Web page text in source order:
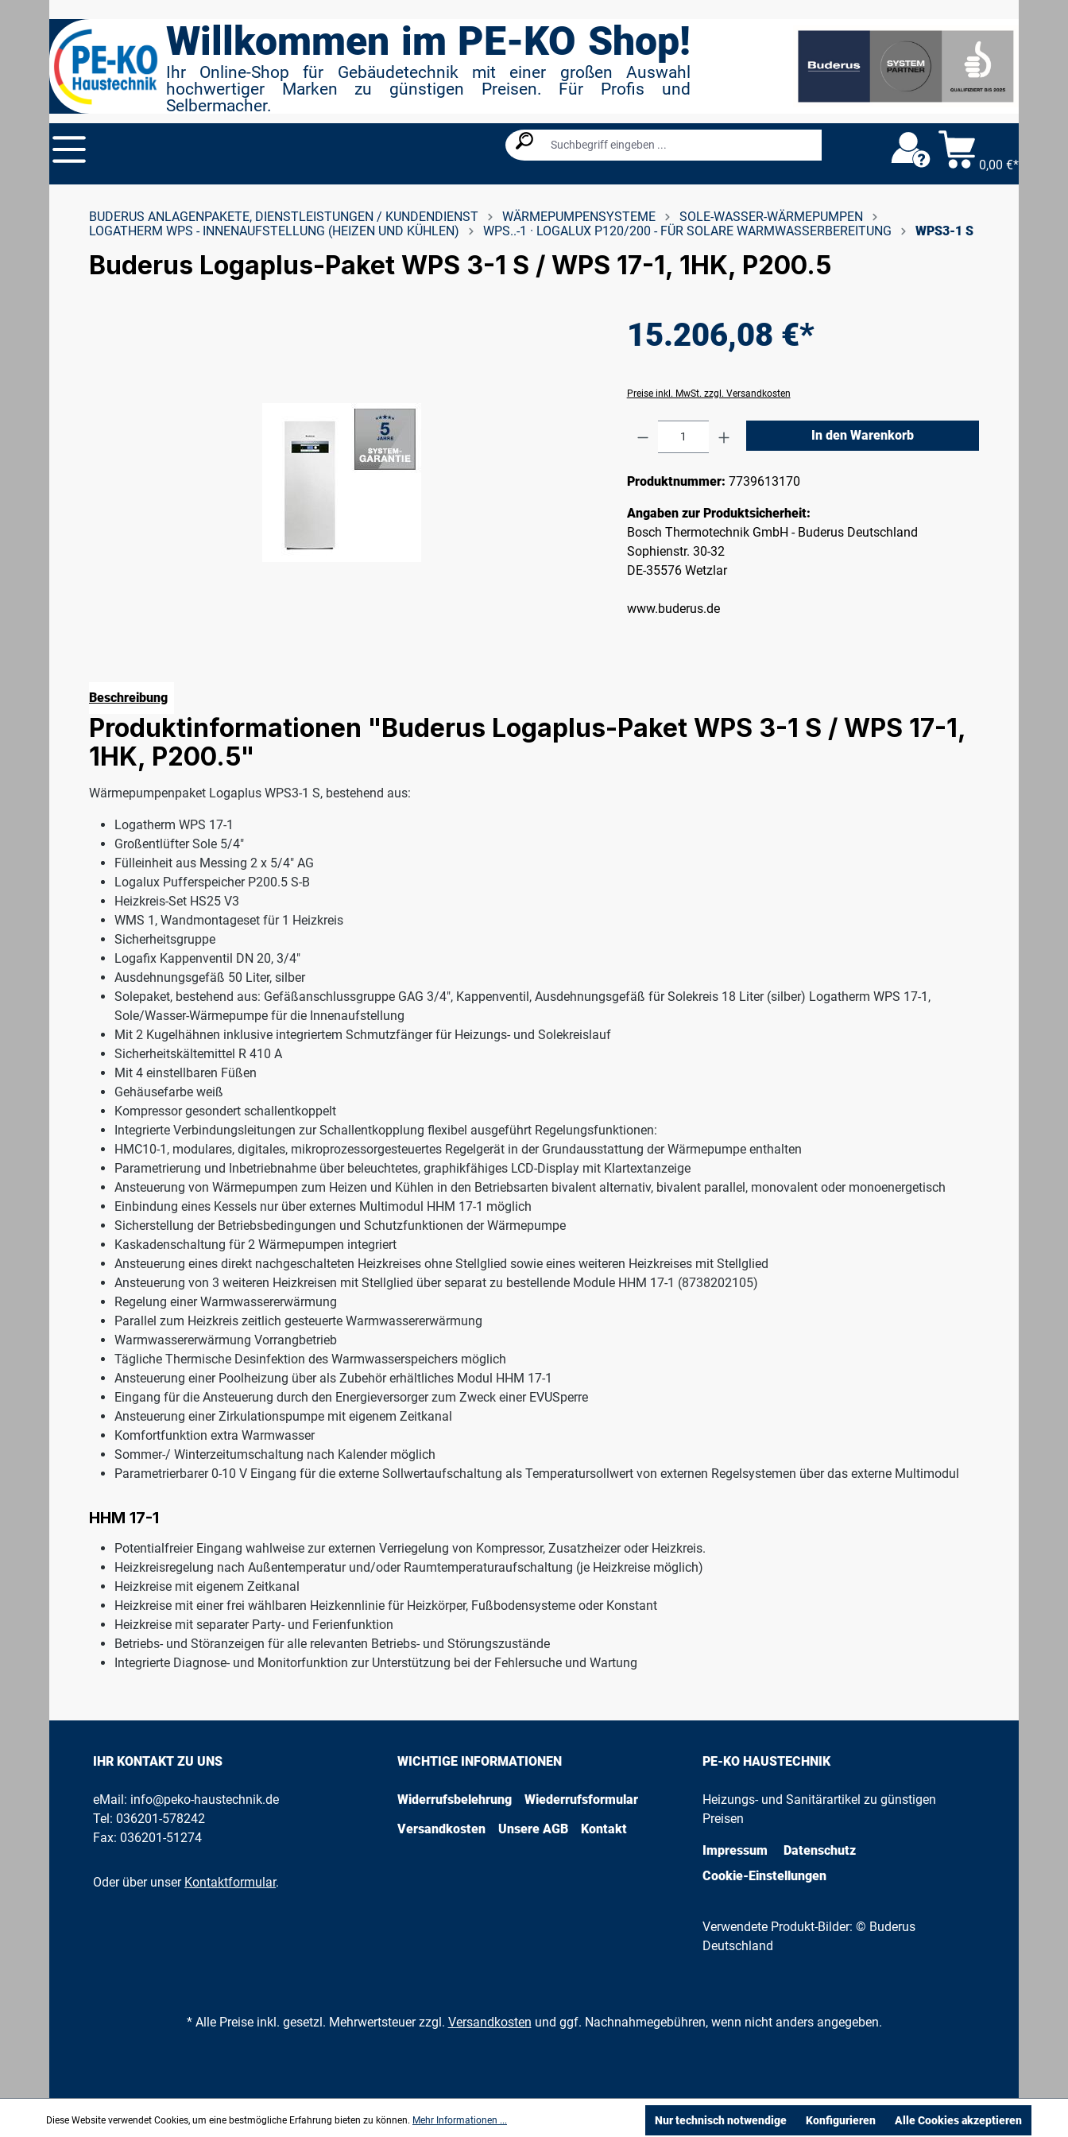
Suche springen
Willkommen im PE-KO Shop!
Ihr Online-Shop für Gebäudetechnik mit einer großen Auswahl
hochwertiger Marken zu günstigen Preisen. Für Profis und
Selbermacher.
0,00 €*
BUDERUS ANLAGENPAKETE, DIENSTLEISTUNGEN / KUNDENDIENST WÄRMEPUMPENSYSTEME
SOLE-WASSER-WÄRMEPUMPEN
LOGATHERM WPS - INNENAUFSTELLUNG (HEIZEN UND KÜHLEN)
WPS..-1 · LOGALUX P120/200 - FÜR SOLARE WARMWASSERBEREITUNG WPS3-1 S
Buderus Logaplus-Paket WPS 3-1 S / WPS 17-1, 1HK, P200.5
15.206,08 €*
Preise inkl. MwSt. zzgl. Versandkosten
Produkt Anzahl: Gib den gewünschten Wert ein
In den Warenkorb
Produktnummer: 7739613170
Angaben zur Produktsicherheit:
Bosch Thermotechnik GmbH - Buderus Deutschland
Sophienstr. 30-32
DE-35576 Wetzlar
www.buderus.de
Beschreibung
Produktinformationen "Buderus Logaplus-Paket WPS 3-1 S / WPS 17-1,
1HK, P200.5"
Wärmepumpenpaket Logaplus WPS3-1 S, bestehend aus:
Logatherm WPS 17-1
Großentlüfter Sole 5/4"
Fülleinheit aus Messing 2 x 5/4" AG
Logalux Pufferspeicher P200.5 S-B
Heizkreis-Set HS25 V3
WMS 1, Wandmontageset für 1 Heizkreis
Sicherheitsgruppe
Logafix Kappenventil DN 20, 3/4"
Ausdehnungsgefäß 50 Liter, silber
Solepaket, bestehend aus: Gefäßanschlussgruppe GAG 3/4", Kappenventil, Ausdehnungsgefäß für Solekreis 18 Liter (silber) Logatherm WPS 17-1,
Sole/Wasser-Wärmepumpe für die Innenaufstellung
Mit 2 Kugelhähnen inklusive integriertem Schmutzfänger für Heizungs- und Solekreislauf
Sicherheitskältemittel R 410 A
Mit 4 einstellbaren Füßen
Gehäusefarbe weiß
Kompressor gesondert schallentkoppelt
Integrierte Verbindungsleitungen zur Schallentkopplung flexibel ausgeführt Regelungsfunktionen:
HMC10-1, modulares, digitales, mikroprozessorgesteuertes Regelgerät in der Grundausstattung der Wärmepumpe enthalten
Parametrierung und Inbetriebnahme über beleuchtetes, graphikfähiges LCD-Display mit Klartextanzeige
Ansteuerung von Wärmepumpen zum Heizen und Kühlen in den Betriebsarten bivalent alternativ, bivalent parallel, monovalent oder monoenergetisch
Einbindung eines Kessels nur über externes Multimodul HHM 17-1 möglich
Sicherstellung der Betriebsbedingungen und Schutzfunktionen der Wärmepumpe
Kaskadenschaltung für 2 Wärmepumpen integriert
Ansteuerung eines direkt nachgeschalteten Heizkreises ohne Stellglied sowie eines weiteren Heizkreises mit Stellglied
Ansteuerung von 3 weiteren Heizkreisen mit Stellglied über separat zu bestellende Module HHM 17-1 (8738202105)
Regelung einer Warmwassererwärmung
Parallel zum Heizkreis zeitlich gesteuerte Warmwassererwärmung
Warmwassererwärmung Vorrangbetrieb
Tägliche Thermische Desinfektion des Warmwasserspeichers möglich
Ansteuerung einer Poolheizung über als Zubehör erhältliches Modul HHM 17-1
Eingang für die Ansteuerung durch den Energieversorger zum Zweck einer EVUSperre
Ansteuerung einer Zirkulationspumpe mit eigenem Zeitkanal
Komfortfunktion extra Warmwasser
Sommer-/ Winterzeitumschaltung nach Kalender möglich
Parametrierbarer 0-10 V Eingang für die externe Sollwertaufschaltung als Temperatursollwert von externen Regelsystemen über das externe Multimodul
HHM 17-1
Potentialfreier Eingang wahlweise zur externen Verriegelung von Kompressor, Zusatzheizer oder Heizkreis.
Heizkreisregelung nach Außentemperatur und/oder Raumtemperaturaufschaltung (je Heizkreise möglich)
Heizkreise mit eigenem Zeitkanal
Heizkreise mit einer frei wählbaren Heizkennlinie für Heizkörper, Fußbodensysteme oder Konstant
Heizkreise mit separater Party- und Ferienfunktion
Betriebs- und Störanzeigen für alle relevanten Betriebs- und Störungszustände
Integrierte Diagnose- und Monitorfunktion zur Unterstützung bei der Fehlersuche und Wartung
IHR KONTAKT ZU UNS
eMail: info@peko-haustechnik.de
Tel:036201-578242
Fax: 036201-51274
Oder über unser Kontaktformular.
WICHTIGE INFORMATIONEN
Widerrufsbelehrung
Wiederrufsformular
Versandkosten
Unsere AGB Kontakt
PE-KO HAUSTECHNIK
Heizungs- und Sanitärartikel zu günstigen
Preisen
Impressum
Datenschutz
Cookie-Einstellungen
Verwendete Produkt-Bilder: © Buderus
Deutschland
* Alle Preise inkl. gesetzl. Mehrwertsteuer zzgl. Versandkosten und ggf. Nachnahmegebühren, wenn nicht anders angegeben.
Diese Website verwendet Cookies, um eine bestmögliche Erfahrung bieten zu können. Mehr Informationen ... Nur technisch notwendige Konfigurieren Alle Cookies akzeptieren